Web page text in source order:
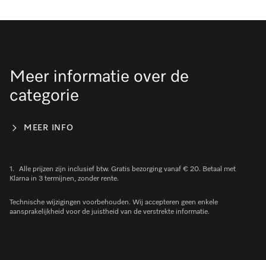
Meer informatie over de
categorie
MEER INFO
1.
Alle prijzen zijn inclusief btw. Gratis bezorging vanaf € 20. Betaal met
Klarna in 3 termijnen, zonder rente.
Technische wijzigingen voorbehouden. Wij accepteren geen enkele
aansprakelijkheid voor de juistheid van de verstrekte informatie.